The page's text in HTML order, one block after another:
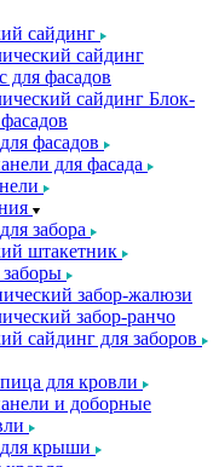
сайдинг
сайдинг
для фасадов
сайдинг Блок-
фасадов
для фасада
забора
штакетник
забор-жалюзи
забор-ранчо
сайдинг для заборов
для кровли
и доборные
крыши